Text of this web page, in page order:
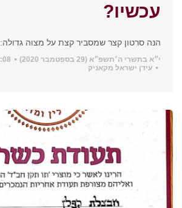
עכשיו?
הנה סרטון קצר שמסביר קצת על מצוה
י״א בתשרי ה׳תשפ״א (29 בספטמבר 2020)
עידן ישראל מקאניק